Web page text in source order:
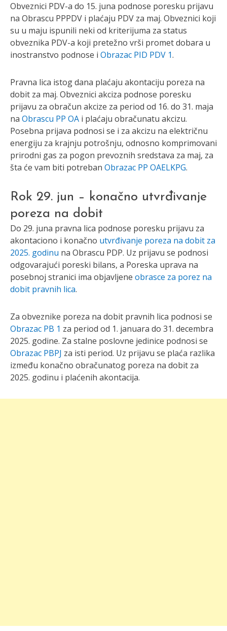
Obveznici PDV-a do 15. juna podnose poresku prijavu
na Obrascu PPPDV i plaćaju PDV za maj. Obveznici koji
su u maju ispunili neki od kriterijuma za status
obveznika PDV-a koji pretežno vrši promet dobara u
inostranstvo podnose i Obrazac PID PDV 1.
Pravna lica istog dana plaćaju akontaciju poreza na
dobit za maj. Obveznici akciza podnose poresku
prijavu za obračun akcize za period od 16. do 31. maja
na Obrascu PP OA i plaćaju obračunatu akcizu.
Posebna prijava podnosi se i za akcizu na električnu
energiju za krajnju potrošnju, odnosno komprimovani
prirodni gas za pogon prevoznih sredstava za maj, za
šta će vam biti potreban Obrazac PP OAELKPG.
Rok 29. jun – konačno utvrđivanje
poreza na dobit
Do 29. juna pravna lica podnose poresku prijavu za
akontaciono i konačno utvrđivanje poreza na dobit za
2025. godinu na Obrascu PDP. Uz prijavu se podnosi
odgovarajući poreski bilans, a Poreska uprava na
posebnoj stranici ima objavljene obrasce za porez na
dobit pravnih lica.
Za obveznike poreza na dobit pravnih lica podnosi se
Obrazac PB 1 za period od 1. januara do 31. decembra
2025. godine. Za stalne poslovne jedinice podnosi se
Obrazac PBPJ za isti period. Uz prijavu se plaća razlika
između konačno obračunatog poreza na dobit za
2025. godinu i plaćenih akontacija.